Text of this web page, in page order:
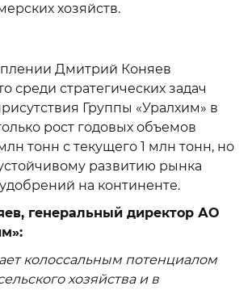
хозяйств.
Дмитрий Коняев
среди стратегических задач
Группы «Уралхим» в
рост годовых объемов
тонн с текущего 1 млн тонн, но
развитию рынка
на континенте.
генеральный директор АО
колоссальным потенциалом
хозяйства и в